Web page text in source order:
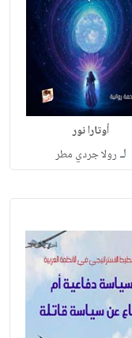
أوتارا نور
لـ رولا جردي مطر